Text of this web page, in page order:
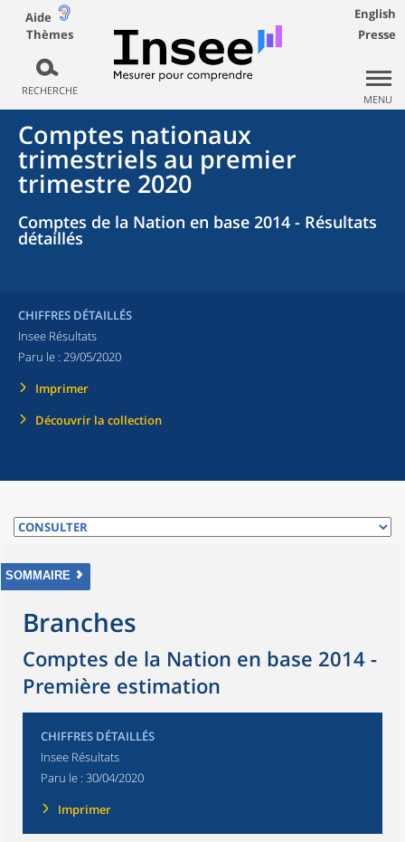
Aide
Thèmes
RECHERCHE
English
Presse
MENU
Comptes nationaux
trimestriels au premier
trimestre 2020
Comptes de la Nation en base 2014 - Résultats
détaillés
CHIFFRES DÉTAILLÉS
Insee Résultats
Paru le : 29/05/2020
Imprimer
Découvrir la collection
SOMMAIRE
Branches
Comptes de la Nation en base 2014 -
Première estimation
CHIFFRES DÉTAILLÉS
Insee Résultats
Paru le : 30/04/2020
Imprimer